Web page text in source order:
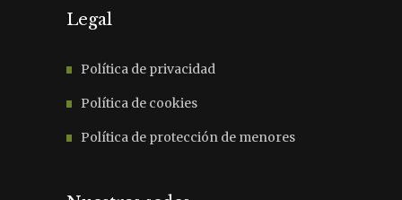
Legal
Política de privacidad
Política de cookies
Política de protección de menores